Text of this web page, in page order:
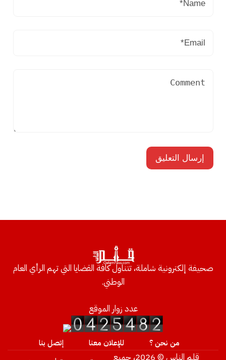
صحيفة إلكترونية شاملة، تتناول كافة القضايا التي تهم الرأي العام
الوطني.
عدد زوار الموقع
من نحن ؟ للإعلان معنا إتصل بنا
قلم الناس © 2026، جميع